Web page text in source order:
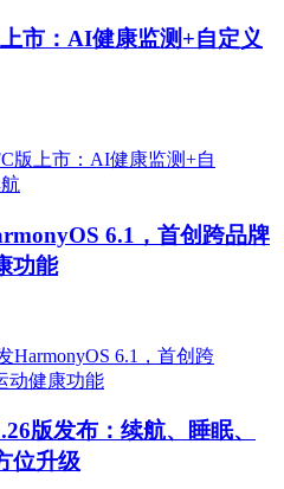
市：AI健康监测+自定义
6.1，首创跨品牌
功能
版发布：续航、睡眠、
位升级